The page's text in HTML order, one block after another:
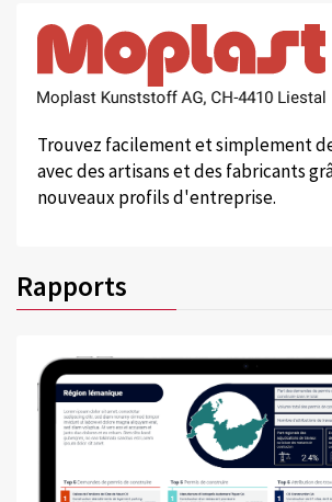
Trouvez facilement et simplement
avec des artisans et des fabricants
nouveaux profils d'entreprise.
Rapports